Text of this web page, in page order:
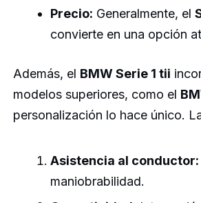
Precio: Generalmente, el
convierte en una opción
Además, el BMW Serie 1 tii
modelos superiores, como el
personalización lo hace único.
Asistencia al conductor:
maniobrabilidad.